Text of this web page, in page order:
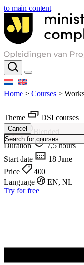
to main content
Cancel
Home > Courses >
Theme
DSI courses
Type
Blended
Duration
7,5 hours
Start date
18 June
Price
400
Language
EN, NL
Try for free